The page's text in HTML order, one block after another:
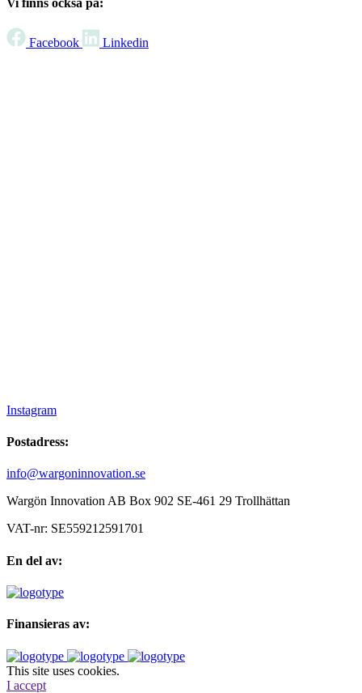
Facebook Linkedin
Instagram
Postadress:
info@wargoninnovation.se
Wargön Innovation AB Box 902 SE-461 29 Trollhättan
VAT-nr: SE559212591701
En del av:
Finansieras av:
This site uses cookies.
I accept